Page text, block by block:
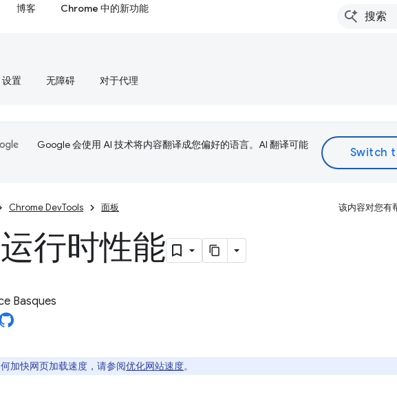
博客 Chrome 中的新功能
设置 无障碍 对于代理
Google 会使用 AI 技术将内容翻译成您偏好的语言。AI 翻译可能
Chrome DevTools 面板 该内容对您有
行时性能
Basques
何加快网页加载速度，请参阅优化网站速度。